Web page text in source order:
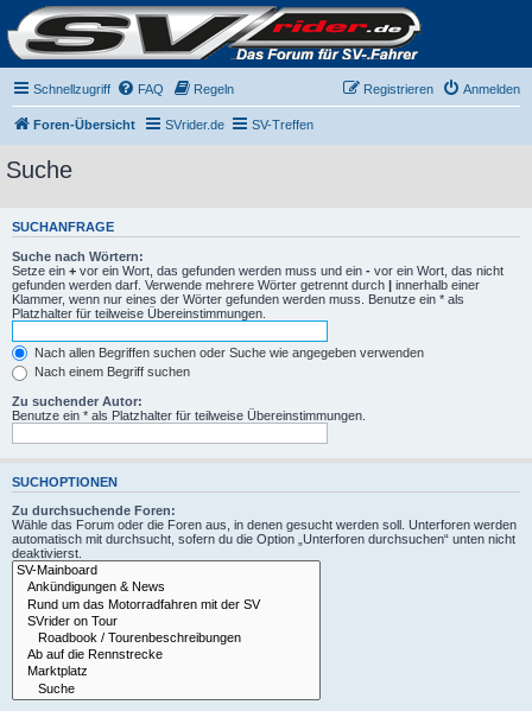
Schnellzugriff FAQ Regeln Anmelden
Registrieren
Foren-Übersicht SVrider.de SV-Treffen
Suche
SUCHANFRAGE
Suche nach Wörtern:
Setze ein + vor ein Wort, das gefunden werden muss und ein - vor ein Wort, das nicht
gefunden werden darf. Verwende mehrere Wörter getrennt durch | innerhalb einer
Klammer, wenn nur eines der Wörter gefunden werden muss. Benutze ein * als
Platzhalter für teilweise Übereinstimmungen.
Nach allen Begriffen suchen oder Suche wie angegeben verwenden
Nach einem Begriff suchen
Zu suchender Autor:
Benutze ein * als Platzhalter für teilweise Übereinstimmungen.
SUCHOPTIONEN
Zu durchsuchende Foren:
Wähle das Forum oder die Foren aus, in denen gesucht werden soll. Unterforen werden
automatisch mit durchsucht, sofern du die Option „Unterforen durchsuchen“ unten nicht
deaktivierst.